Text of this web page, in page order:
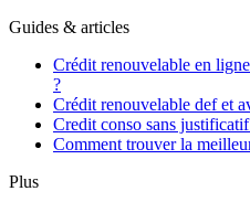
Guides & articles
Crédit renouvelable en
?
Crédit renouvelable def et
Credit conso sans
Comment trouver la
Plus